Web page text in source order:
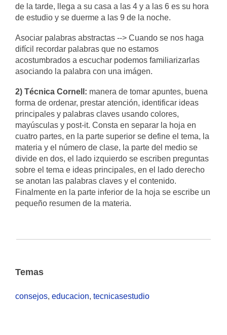
de la tarde, llega a su casa a las 4 y a las 6 es su hora
de estudio y se duerme a las 9 de la noche.
Asociar palabras abstractas --> Cuando se nos haga
difícil recordar palabras que no estamos
acostumbrados a escuchar podemos familiarizarlas
asociando la palabra con una imágen.
2) Técnica Cornell: manera de tomar apuntes, buena
forma de ordenar, prestar atención, identificar ideas
principales y palabras claves usando colores,
mayúsculas y post-it. Consta en separar la hoja en
cuatro partes, en la parte superior se define el tema, la
materia y el número de clase, la parte del medio se
divide en dos, el lado izquierdo se escriben preguntas
sobre el tema e ideas principales, en el lado derecho
se anotan las palabras claves y el contenido.
Finalmente en la parte inferior de la hoja se escribe un
pequeño resumen de la materia.
Temas
consejos, educacion, tecnicasestudio